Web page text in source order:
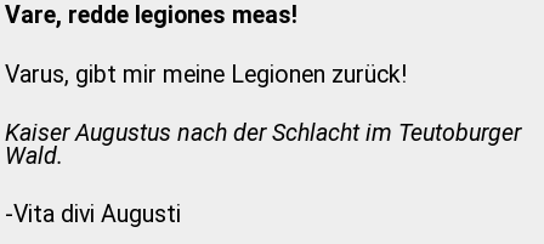
Vare, redde legiones meas!
Varus, gibt mir meine Legionen zurück!
Kaiser Augustus nach der Schlacht im Teutoburger
Wald.
-Vita divi Augusti